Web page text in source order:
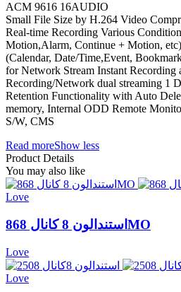
ACM 9616 16AUDIO
Small File Size by H.264 Video
Real-time Recording Various
Motion,Alarm, Continue + Motion,
(Calendar, Date/Time,Event,
for Network Stream Instant Recording
Recording/Network dual streaming 1
Retention Functionality with Auto
memory, Internal ODD Remote
S/W, CMS
Read moreShow less
Product Details
You may also like
Love
استندالون 8 کانال 868MO
Love
Love